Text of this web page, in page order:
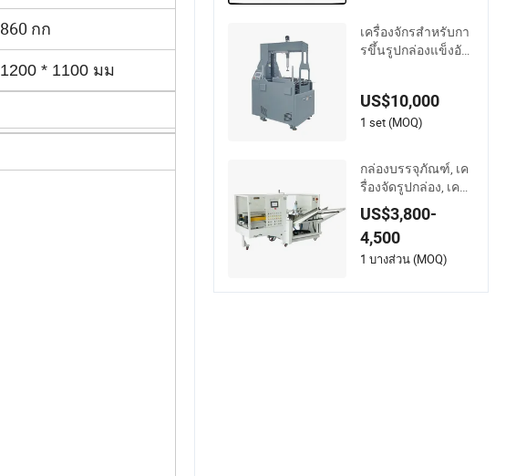
860 กก
1200 * 1100 มม
เครื่องจักรสำหรับกา
รขึ้นรูปกล่องแข็งอัต
US$10,000
1 set (MOQ)
กล่องบรรจุภัณฑ์, เค
รื่องจัดรูปกล่อง, เครื่อ
งเปิดและจัดรูป
US$3,800-
4,500
1 บางส่วน (MOQ)